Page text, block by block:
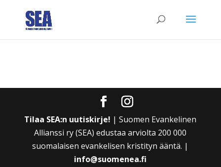
Tilaa SEA:n uutiskirje! | Suomen Evankelinen
Allianssi ry (SEA) edustaa arviolta 200 000
suomalaisen evankelisen kristityn ääntä. |
info@suomenea.fi